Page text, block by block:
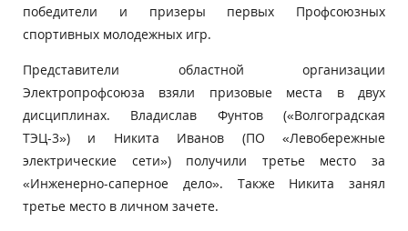
победители и призеры первых Профсоюзных
спортивных молодежных игр.
Представители областной организации
Электропрофсоюза взяли призовые места в двух
дисциплинах. Владислав Фунтов («Волгоградская
ТЭЦ-3») и Никита Иванов (ПО «Левобережные
электрические сети») получили третье место за
«Инженерно-саперное дело». Также Никита занял
третье место в личном зачете.